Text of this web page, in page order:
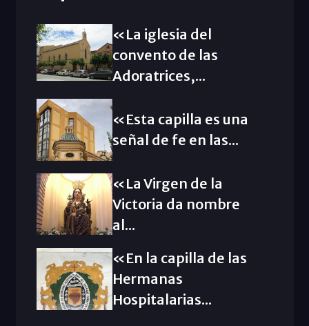
«La iglesia del
convento de las
Adoratrices,...
«Esta capilla es una
señal de fe en las...
«La Virgen de la
Victoria da nombre
al...
«En la capilla de las
Hermanas
Hospitalarias...